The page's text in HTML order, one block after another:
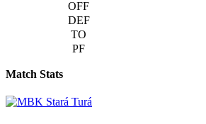
Match Stats